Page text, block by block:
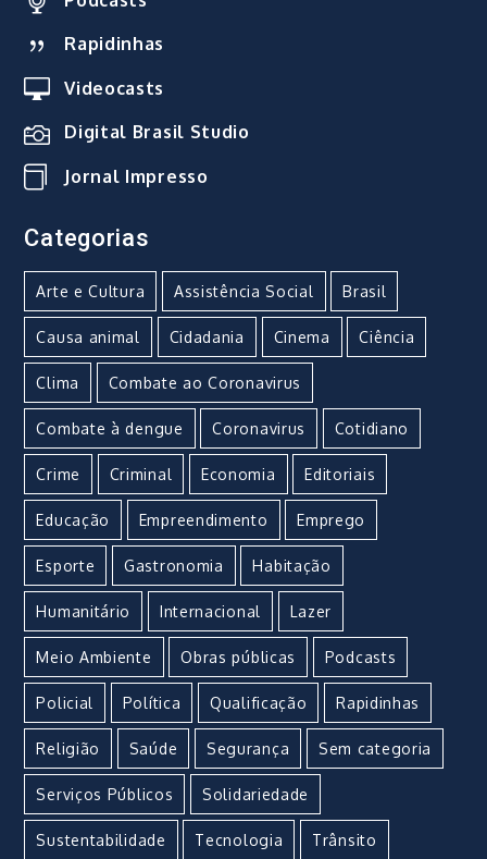
Rapidinhas
Videocasts
Digital Brasil Studio
Jornal Impresso
Categorias
Arte e Cultura Assistência Social Brasil
Causa animal Cidadania Cinema Ciência
Clima Combate ao Coronavirus
Combate à dengue Coronavirus Cotidiano
Crime Criminal Economia Editoriais
Educação Empreendimento Emprego
Esporte Gastronomia Habitação
Humanitário Internacional Lazer
Meio Ambiente Obras públicas Podcasts
Policial Política Qualificação Rapidinhas
Religião Saúde Segurança Sem categoria
Serviços Públicos Solidariedade
Sustentabilidade Tecnologia Trânsito